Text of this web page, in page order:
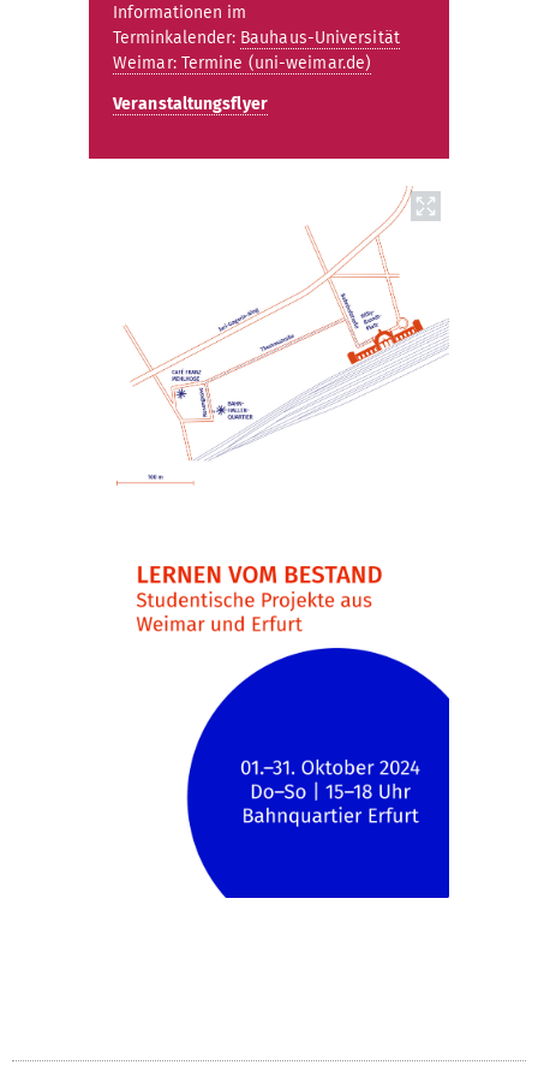
Informationen im
Terminkalender: Bauhaus-Universität
Weimar: Termine (uni-weimar.de)
Veranstaltungsflyer